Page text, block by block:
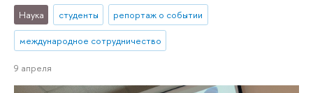
Наука студенты репортаж о событии
международное сотрудничество
9 апреля